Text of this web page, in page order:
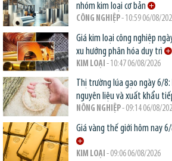
nhóm kim loại cơ bản
CÔNG NGHIỆP- 10:59 06/08/
Giá kim loại công nghiệp
xu hướng phân hóa duy trì
KIM LOẠI - 10:47 06/08/2026
Thị trường lúa gạo ngày 6/
nguyên liệu và xuất khẩu
NÔNG NGHIỆP- 09:14 06/08/
Giá vàng thế giới hôm nay
KIM LOẠI - 09:06 06/08/2026